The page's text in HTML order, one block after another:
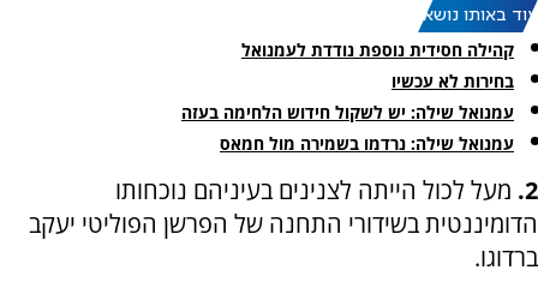
עוד באותו נושא:
קהילה חסידית נוספת נודדת לעמנואל
בחירות לא עכשיו
עמנואל שילה: יש לשקול חידוש הלחימה בעזה
עמנואל שילה: נרדמו בשמירה מול חמאס
2. מעל לכול הייתה לצנינים בעיניהם נוכחותו
הדומיננטית בשידורי התחנה של הפרשן הפוליטי יעקב
ברדוגו.